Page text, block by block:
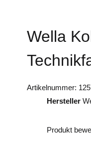
Wella
Artikelnummer:
Hersteller
Produkt